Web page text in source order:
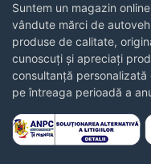
Suntem un magazin
vândute mărci de
produse de calitate,
cunoscuți și apreciați
consultanță
pe întreaga perioadă a